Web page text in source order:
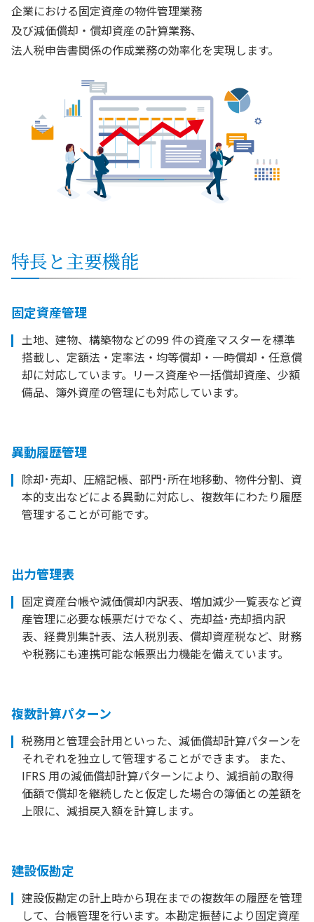
企業における固定資産の物件管理業務
及び減価償却・償却資産の計算業務、
法人税申告書関係の作成業務の効率化を実現します。
特長と主要機能
固定資産管理
土地、建物、構築物などの99 件の資産マスターを標準
搭載し、定額法・定率法・均等償却・一時償却・任意償
却に対応しています。リース資産や一括償却資産、少額
備品、簿外資産の管理にも対応しています。
異動履歴管理
除却･売却、圧縮記帳、部門･所在地移動、物件分割、資
本的支出などによる異動に対応し、複数年にわたり履歴
管理することが可能です。
出力管理表
固定資産台帳や減価償却内訳表、増加減少一覧表など資
産管理に必要な帳票だけでなく、売却益･売却損内訳
表、経費別集計表、法人税別表、償却資産税など、財務
や税務にも連携可能な帳票出力機能を備えています。
複数計算パターン
税務用と管理会計用といった、減価償却計算パターンを
それぞれを独立して管理することができます。 また、
IFRS 用の減価償却計算パターンにより、減損前の取得
価額で償却を継続したと仮定した場合の簿価との差額を
上限に、減損戻入額を計算します。
建設仮勘定
建設仮勘定の計上時から現在までの複数年の履歴を管理
して、台帳管理を行います。本勘定振替により固定資産